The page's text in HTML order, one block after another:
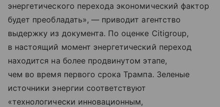
энергетического перехода экономический фактор
будет преобладать», — приводит агентство
выдержку из документа. По оценке Citigroup,
в настоящий момент энергетический переход
находится на более продвинутом этапе,
чем во время первого срока Трампа. Зеленые
источники энергии соответствуют
«технологически инновационным,